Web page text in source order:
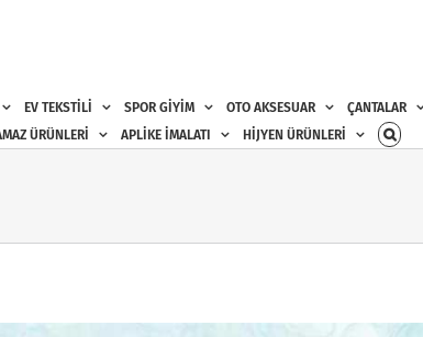
EV TEKSTİLİ SPOR GİYİM OTO AKSESUAR ÇANTALAR
ÜRÜNLERİ APLİKE İMALATI HİJYEN ÜRÜNLERİ